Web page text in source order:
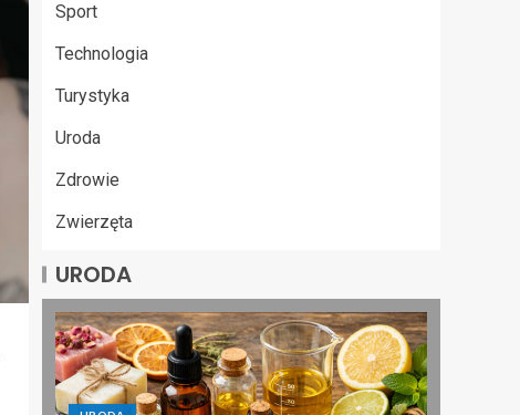
Sport
Technologia
Turystyka
Uroda
Zdrowie
Zwierzęta
URODA